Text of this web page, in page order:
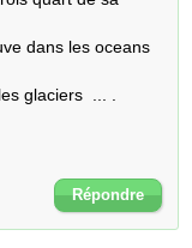
dans les oceans
glaciers  ... .
Répondre